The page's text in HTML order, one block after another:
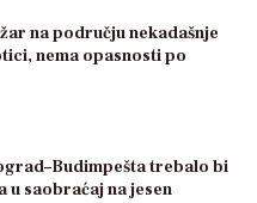
na području nekadašnje
nema opasnosti po
trebalo bi
u saobraćaj na jesen